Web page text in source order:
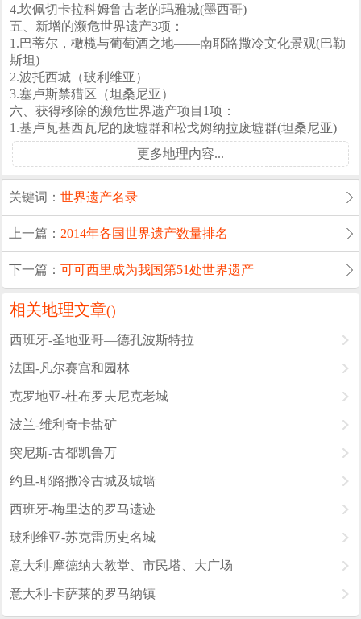
4.坎佩切卡拉科姆鲁古老的玛雅城(墨西哥)
五、新增的濒危世界遗产3项：
1.巴蒂尔，橄榄与葡萄酒之地——南耶路撒冷文化景观(巴勒
斯坦)
2.波托西城（玻利维亚）
3.塞卢斯禁猎区（坦桑尼亚）
六、获得移除的濒危世界遗产项目1项：
1.基卢瓦基西瓦尼的废墟群和松戈姆纳拉废墟群(坦桑尼亚)
更多地理内容...
关键词：世界遗产名录
上一篇： 2014年各国世界遗产数量排名
下一篇：可可西里成为我国第51处世界遗产
相关地理文章()
西班牙-圣地亚哥—德孔波斯特拉
法国-凡尔赛宫和园林
克罗地亚-杜布罗夫尼克老城
波兰-维利奇卡盐矿
突尼斯-古都凯鲁万
约旦-耶路撒冷古城及城墙
西班牙-梅里达的罗马遗迹
玻利维亚-苏克雷历史名城
意大利-摩德纳大教堂、市民塔、大广场
意大利-卡萨莱的罗马纳镇